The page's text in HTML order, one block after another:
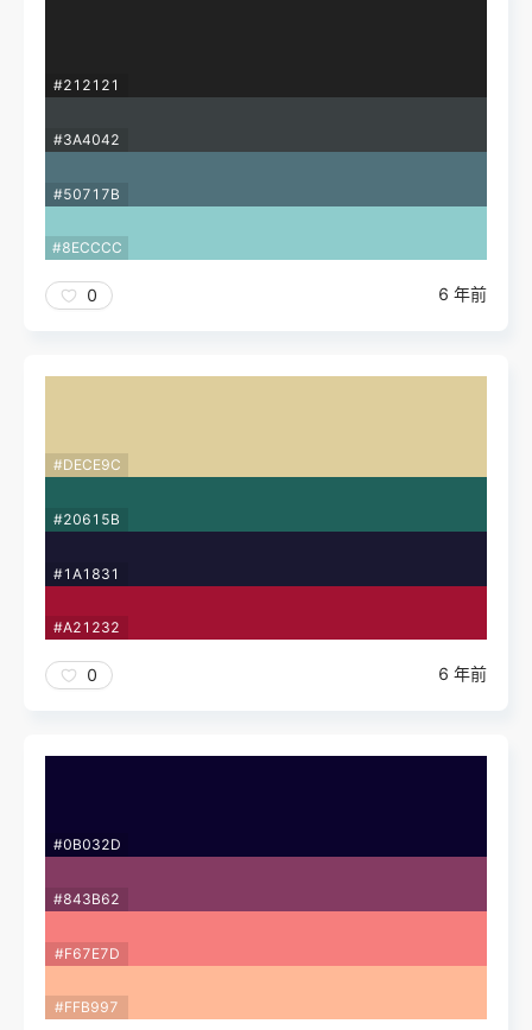
#212121
#3A4042
#50717B
#8ECCCC
0 6 年前
#DECE9C
#20615B
#1A1831
#A21232
0 6 年前
#0B032D
#843B62
#F67E7D
#FFB997